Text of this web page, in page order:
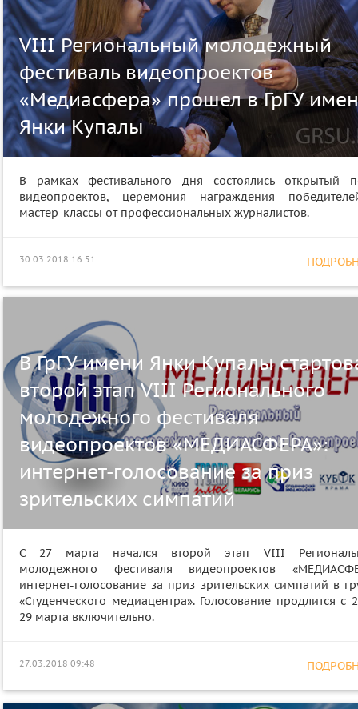
VIII Региональный молодежный
фестиваль видеопроектов
«Медиасфера» прошел в ГрГУ
Янки Купалы
В рамках фестивального дня состоялись открытый
видеопроектов, церемония награждения
мастер-классы от профессиональных журналистов.
30.03.2018 16:51
В ГрГУ имени Янки Купалы
второй этап VIII Регионального
молодежного фестиваля
видеопроектов «МЕДИАСФЕРА»:
интернет-голосование за приз
зрительских симпатий
С 27 марта начался второй этап VIII
молодежного фестиваля видеопроектов
интернет-голосование за приз зрительских симпатий в
«Студенческого медиацентра». Голосование продлится с
29 марта включительно.
27.03.2018 09:48